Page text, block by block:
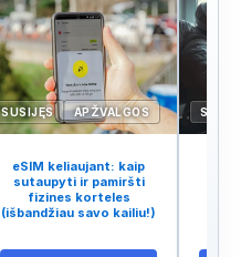
SUSIJĘS APŽVALGOS
eSIM keliaujant: kaip
sutaupyti ir pamiršti
fizines korteles
(išbandžiau savo kailiu!)